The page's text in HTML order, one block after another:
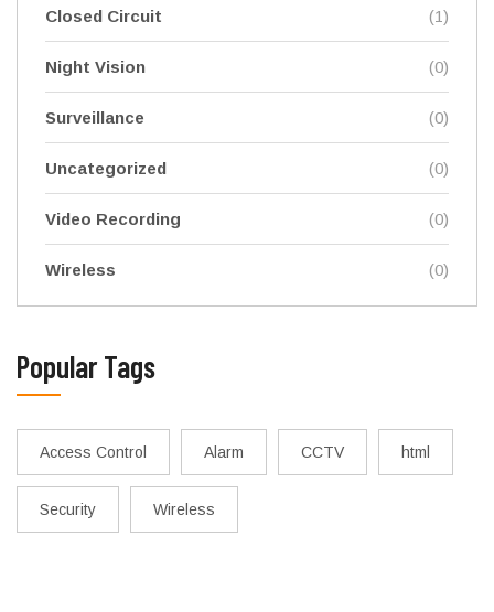
Closed Circuit (1)
Night Vision (0)
Surveillance (0)
Uncategorized (0)
Video Recording (0)
Wireless (0)
Popular Tags
Access Control Alarm CCTV html
Security Wireless